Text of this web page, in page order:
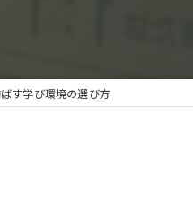
す学び環境の選び方